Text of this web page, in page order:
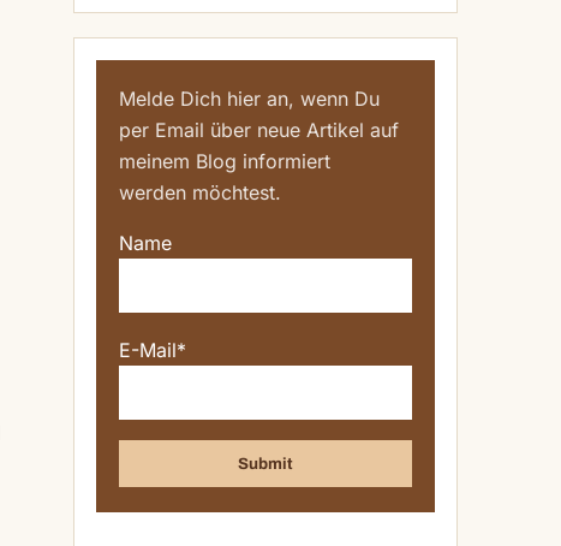
Melde Dich hier an, wenn Du
per Email über neue Artikel auf
meinem Blog informiert
werden möchtest.
Name
E-Mail*